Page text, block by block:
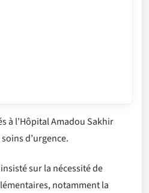
à l’Hôpital Amadou Sakhir
d’urgence.
sur la nécessité de
notamment la